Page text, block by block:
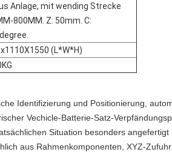
Anlage, mit wending Strecke
800MM. Z: 50mm. C:
(L*W*H)
Identifizierung und Positionierung,
Vechicle-Batterie-Satz-
Situation besonders angefertigt
aus Rahmenkomponenten, XYZ-